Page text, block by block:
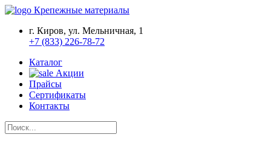
Крепежные материалы
г. Киров, ул. Мельничная, 1
+7 (833) 226-78-72
Каталог
Акции
Прайсы
Сертификаты
Контакты